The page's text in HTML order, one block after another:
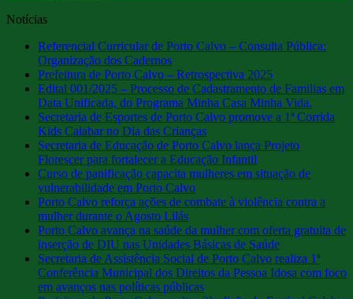
Notícias
Referencial Curricular de Porto Calvo – Consulta Pública:
Organização dos Cadernos
Prefeitura de Porto Calvo – Retrospectiva 2025
Edital 001/2025 – Processo de Cadastramento de Familias em
Data Unificada, do Programa Minha Casa Minha Vida.
Secretaria de Esportes de Porto Calvo promove a 1ª Corrida
Kids Calabar no Dia das Crianças
Secretaria de Educação de Porto Calvo lança Projeto
Florescer para fortalecer a Educação Infantil
Curso de panificação capacita mulheres em situação de
vulnerabilidade em Porto Calvo
Porto Calvo reforça ações de combate à violência contra a
mulher durante o Agosto Lilás
Porto Calvo avança na saúde da mulher com oferta gratuita de
inserção de DIU nas Unidades Básicas de Saúde
Secretaria de Assistência Social de Porto Calvo realiza 1ª
Conferência Municipal dos Direitos da Pessoa Idosa com foco
em avanços nas políticas públicas